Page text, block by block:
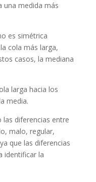
una medida más
es simétrica
cola más larga,
casos, la mediana
larga hacia los
media.
diferencias entre
malo, regular,
que las diferencias
identificar la